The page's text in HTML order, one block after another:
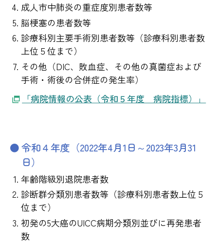
成人市中肺炎の重症度別患者数等
脳梗塞の患者数等
診療科別主要手術別患者数等（診療科別患者数
上位５位まで）
その他（DIC、敗血症、その他の真菌症および
手術・術後の合併症の発生率）
「病院情報の公表（令和５年度 病院指標）」
令和４年度（2022年4月1日～2023年3月31
日）
年齢階級別退院患者数
診断群分類別患者数等（診療科別患者数上位５
位まで）
初発の5大癌のUICC病期分類別並びに再発患者
数